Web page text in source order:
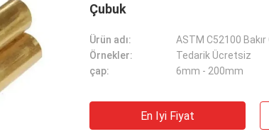
Çubuk
Ürün adı:
Örnekler:
Tedarik Ücretsiz
çap:
6mm - 200mm
En Iyi Fiyat